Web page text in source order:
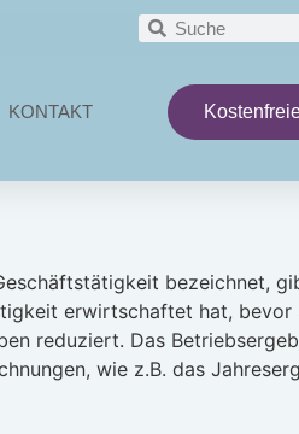
KONTAKT
bezeichnet,
erwirtschaftet hat, bevor
reduziert. Das
wie z.B. das